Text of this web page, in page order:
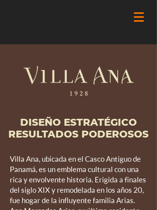
DISEÑO ESTRATÉGICO​
RESULTADOS PODEROSOS
Villa Ana, ubicada en el Casco Antiguo de
Panamá, es un emblema cultural con una
rica y envolvente historia. Erigida a finales
del siglo XIX y remodelada en los años 20,
fue hogar de la influyente familia Arias.